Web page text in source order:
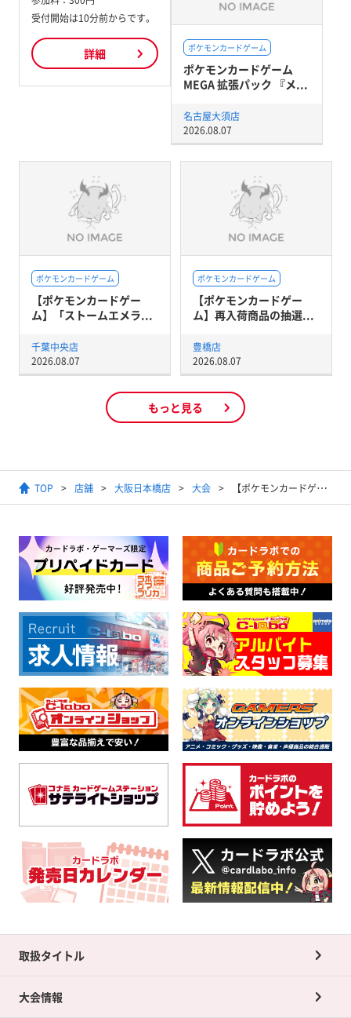
受付開始は10分前からです。
詳細 ポケモンカードゲーム
ポケモンカードゲーム
MEGA 拡張パック 『メ...
名古屋大須店
2026.08.07
ポケモンカードゲーム
【ポケモンカードゲー
ム】再入荷商品の抽選...
豊橋店
2026.08.07
ポケモンカードゲーム
【ポケモンカードゲー
ム】「ストームエメラ...
千葉中央店
2026.08.07
もっと見る
TOP 店舗 大阪日本橋店 大会 【ポケモンカードゲーム】ジムバトル
取扱タイトル
大会情報